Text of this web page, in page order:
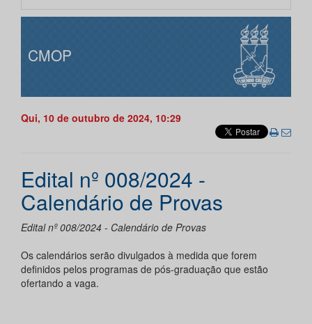
CMOP
Qui, 10 de outubro de 2024, 10:29
Edital nº 008/2024 -
Calendário de Provas
Edital nº 008/2024 - Calendário de Provas
Os calendários serão divulgados à medida que forem
definidos pelos programas de pós-graduação que estão
ofertando a vaga.